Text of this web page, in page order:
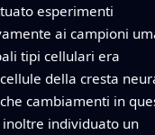
esperimenti
ai campioni
tipi cellulari era
della cresta
cambiamenti in
individuato un